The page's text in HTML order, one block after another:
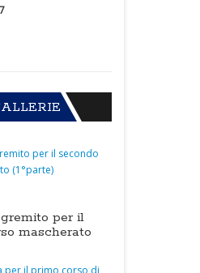
per il
mascherato